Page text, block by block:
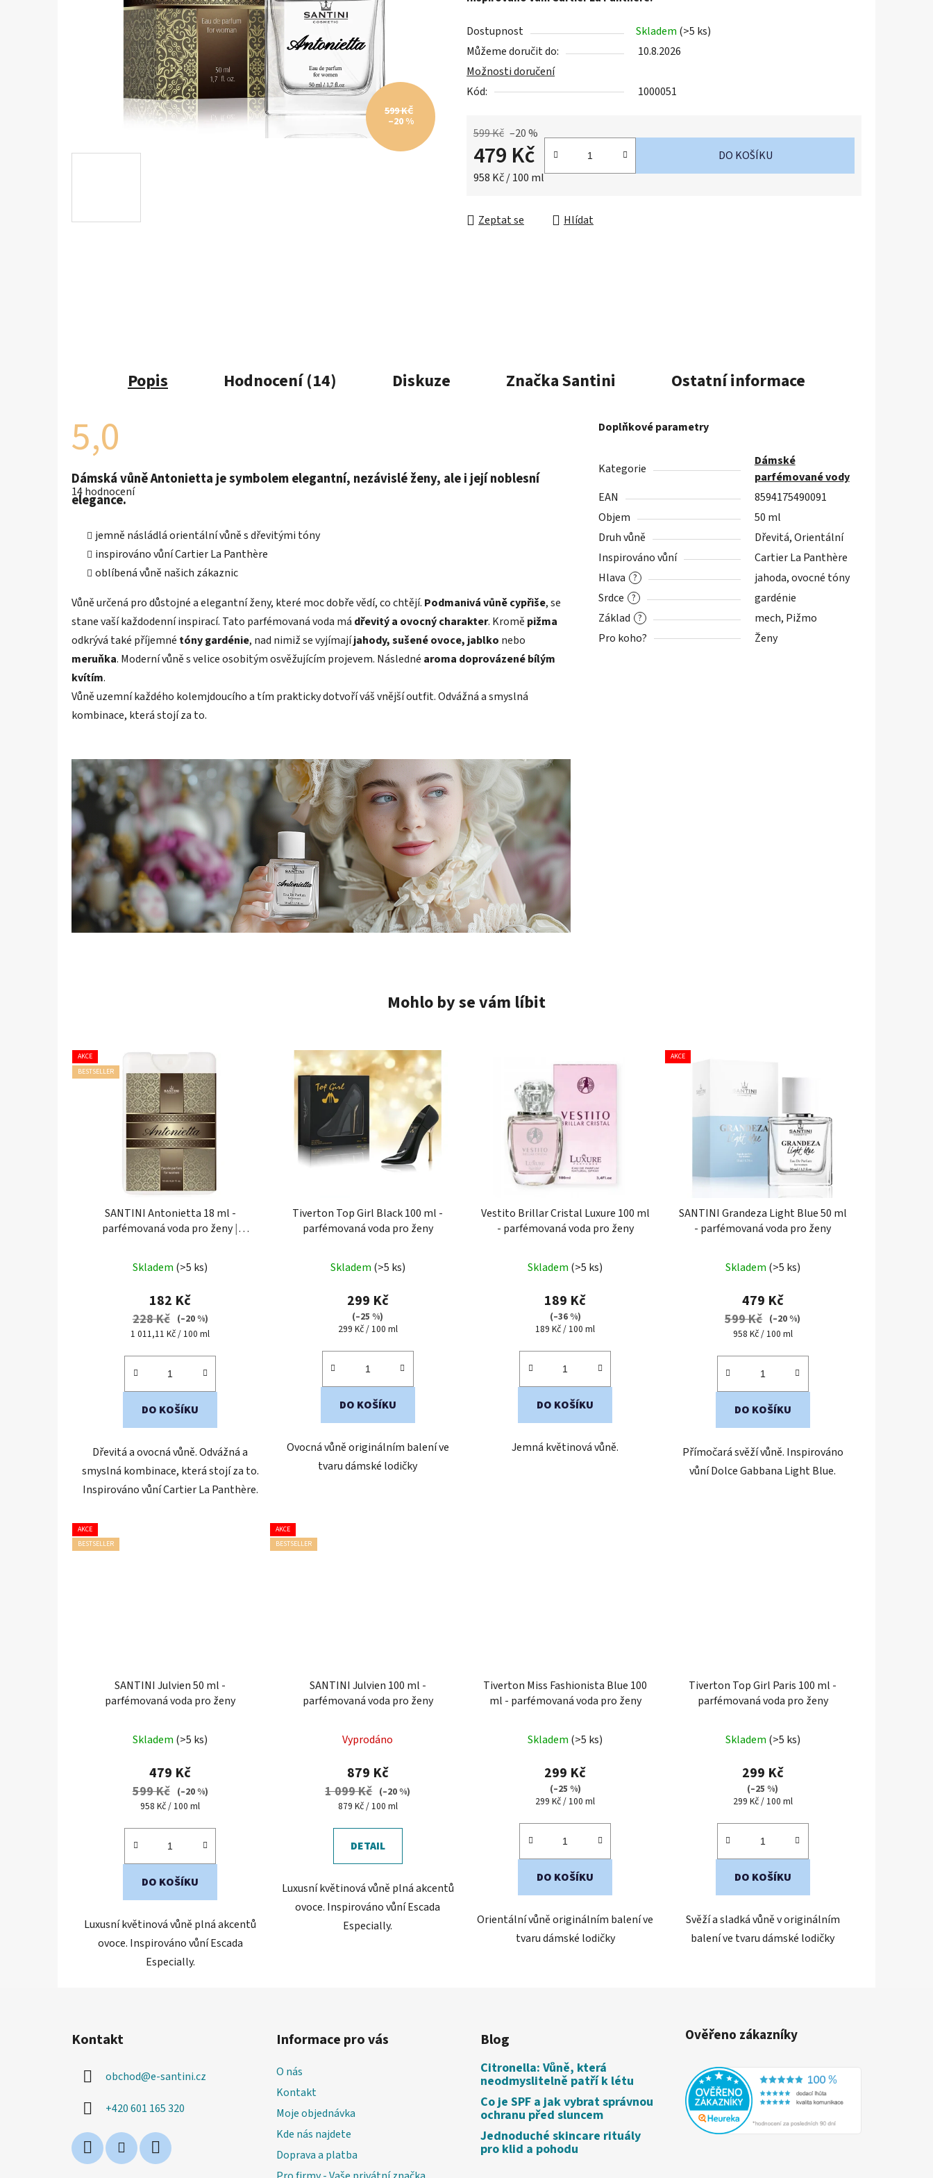
5
hvězdiček.
Dostupnost Skladem (>5 ks)
Můžeme doručit do:
10.8.2026
Možnosti doručení
Kód:
1000051
599 Kč –20 %
479 Kč
Měrná cena:
958 Kč / 100 ml
DO KOŠÍKU
Zeptat se Hlídat
599 KČ
–20 %
Popis Hodnocení (14) Diskuze ZnačkaSantini Ostatní informace
5,0
Průměrné
hodnocení
produktu
je
hvězdiček.
14 hodnocení
Dámská vůně Antonietta je symbolem elegantní, nezávislé ženy, ale i její noblesní
elegance.
jemně násládlá orientální vůně s dřevitými tóny
inspirováno vůní Cartier La Panthère
oblíbená vůně našich zákaznic
Vůně určená pro důstojné a elegantní ženy, které moc dobře vědí, co chtějí. Podmanivá vůně cypřiše, se
stane vaší každodenní inspirací. Tato parfémovaná voda má dřevitý a ovocný charakter. Kromě pižma
odkrývá také příjemné tóny gardénie, nad nimiž se vyjímajíjahody, sušené ovoce, jablko nebo
meruňka. Moderní vůně s velice osobitým osvěžujícím projevem. Následné aroma doprovázené bílým
kvítím.
Vůně uzemní každého kolemjdoucího a tím prakticky dotvoří váš vnější outfit. Odvážná a smyslná
kombinace, která stojí za to.
Doplňkové parametry
Kategorie
Dámské
parfémované vody
EAN
8594175490091
Objem
50 ml
Druh vůně
Dřevitá, Orientální
Inspirováno vůní
Cartier La Panthère
?
Hlava jahoda, ovocné tóny
?
Srdce gardénie
?
Základ
mech, Pižmo
Pro koho?
Ženy
Mohlo by se vám líbit
AKCE
BESTSELLER
SANTINI Antonietta 18 ml -
parfémovaná voda pro ženy|
hodnocení
produktu
je
4,2
5
Skladem (>5 ks)
182 Kč
228 Kč (–20 %)
Měrná
1 011,11 Kč / 100 ml
DO KOŠÍKU
Dřevitá a ovocná vůně. Odvážná a
smyslná kombinace, která stojí za to.
Inspirováno vůní Cartier La Panthère.
Tiverton Top Girl Black 100 ml -
parfémovaná voda pro ženy
hodnocení
produktu
je
5,0
z
5
hvězdiček.
Skladem (>5 ks)
299 Kč
(–25 %)
Měrná
299 Kč / 100 ml
DO KOŠÍKU
Ovocná vůně originálním balení ve
tvaru dámské lodičky
Vestito Brillar Cristal Luxure 100 ml
- parfémovaná voda pro ženy
hodnocení
produktu
je
5,0
z
5
hvězdiček.
Skladem (>5 ks)
189 Kč
(–36 %)
Měrná
189 Kč / 100 ml
DO KOŠÍKU
Jemná květinová vůně.
AKCE
SANTINI Grandeza Light Blue 50 ml
- parfémovaná voda pro ženy
hodnocení
produktu
je
5,0
5
Skladem (>5 ks)
479 Kč
599 Kč (–20 %)
Měrná
958 Kč / 100 ml
DO KOŠÍKU
Přímočará svěží vůně. Inspirováno
vůní Dolce Gabbana Light Blue.
AKCE
BESTSELLER
SANTINI Julvien 50 ml -
parfémovaná voda pro ženy
hodnocení
produktu
je
4,0
5
Skladem (>5 ks)
479 Kč
599 Kč (–20 %)
Měrná
958 Kč / 100 ml
DO KOŠÍKU
Luxusní květinová vůně plná akcentů
ovoce. Inspirováno vůní Escada
Especially.
AKCE
BESTSELLER
SANTINI Julvien 100 ml -
parfémovaná voda pro ženy
hodnocení
produktu
je
5,0
5
Vyprodáno
879 Kč
1 099 Kč (–20 %)
Měrná
879 Kč / 100 ml
DETAIL
Luxusní květinová vůně plná akcentů
ovoce. Inspirováno vůní Escada
Especially.
Tiverton Miss Fashionista Blue 100
ml - parfémovaná voda pro ženy
hodnocení
produktu
je
5,0
z
5
hvězdiček.
Skladem (>5 ks)
299 Kč
(–25 %)
Měrná
299 Kč / 100 ml
DO KOŠÍKU
Orientální vůně originálním balení ve
tvaru dámské lodičky
Tiverton Top Girl Paris 100 ml -
parfémovaná voda pro ženy
hodnocení
produktu
je
2,0
z
5
hvězdiček.
Skladem (>5 ks)
299 Kč
(–25 %)
Měrná
299 Kč / 100 ml
DO KOŠÍKU
Svěží a sladká vůně v originálním
balení ve tvaru dámské lodičky
Kontakt
obchod@e-santini.cz
+420 601 165 320
Informace pro vás
O nás
Kontakt
Moje objednávka
Kde nás najdete
Doprava a platba
Blog
Citronella: Vůně, která
neodmyslitelně patří k létu
Co je SPF a jak vybrat správnou
ochranu před sluncem
Jednoduché skincare rituály
pro klid a pohodu
Ověřeno zákazníky